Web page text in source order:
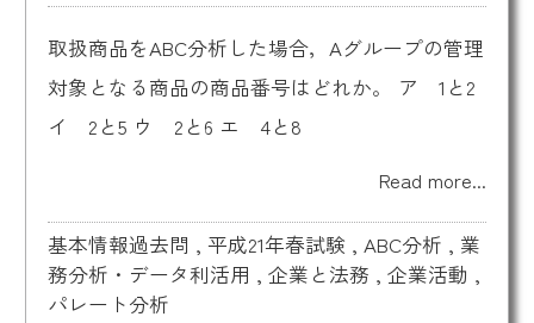
取扱商品をABC分析した場合，Aグループの管理
対象となる商品の商品番号はどれか。 ア 1と2
イ 2と5 ウ 2と6 エ 4と8
Read more...
基本情報過去問 , 平成21年春試験 , ABC分析 , 業
務分析・データ利活用 , 企業と法務 , 企業活動 ,
パレート分析